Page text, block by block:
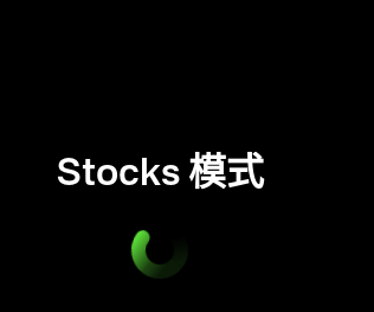
Stocks 模式